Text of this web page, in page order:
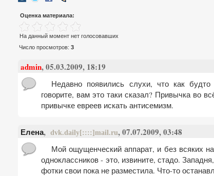
Оценка материала:
На данный момент нет голосовавших
Число просмотров:3
admin, 05.03.2009, 18:19
Недавно появились слухи, что как
говорите, вам это таки сказал? Привычка во
привычке евреев искать антисемизм.
Елена, dvk.daily[::::]mail.ru, 07.07.2009, 03:48
Мой ощущенческий аппарат, и без всяких
одноклассников - это, извините, стадо.
фотки свои пока не разместила. Что-то